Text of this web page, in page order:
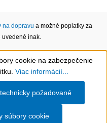
na dopravu a možné poplatky za
uvedené inak.
cookie na zabezpečenie
Viac informácií...
požadované
súbory cookie